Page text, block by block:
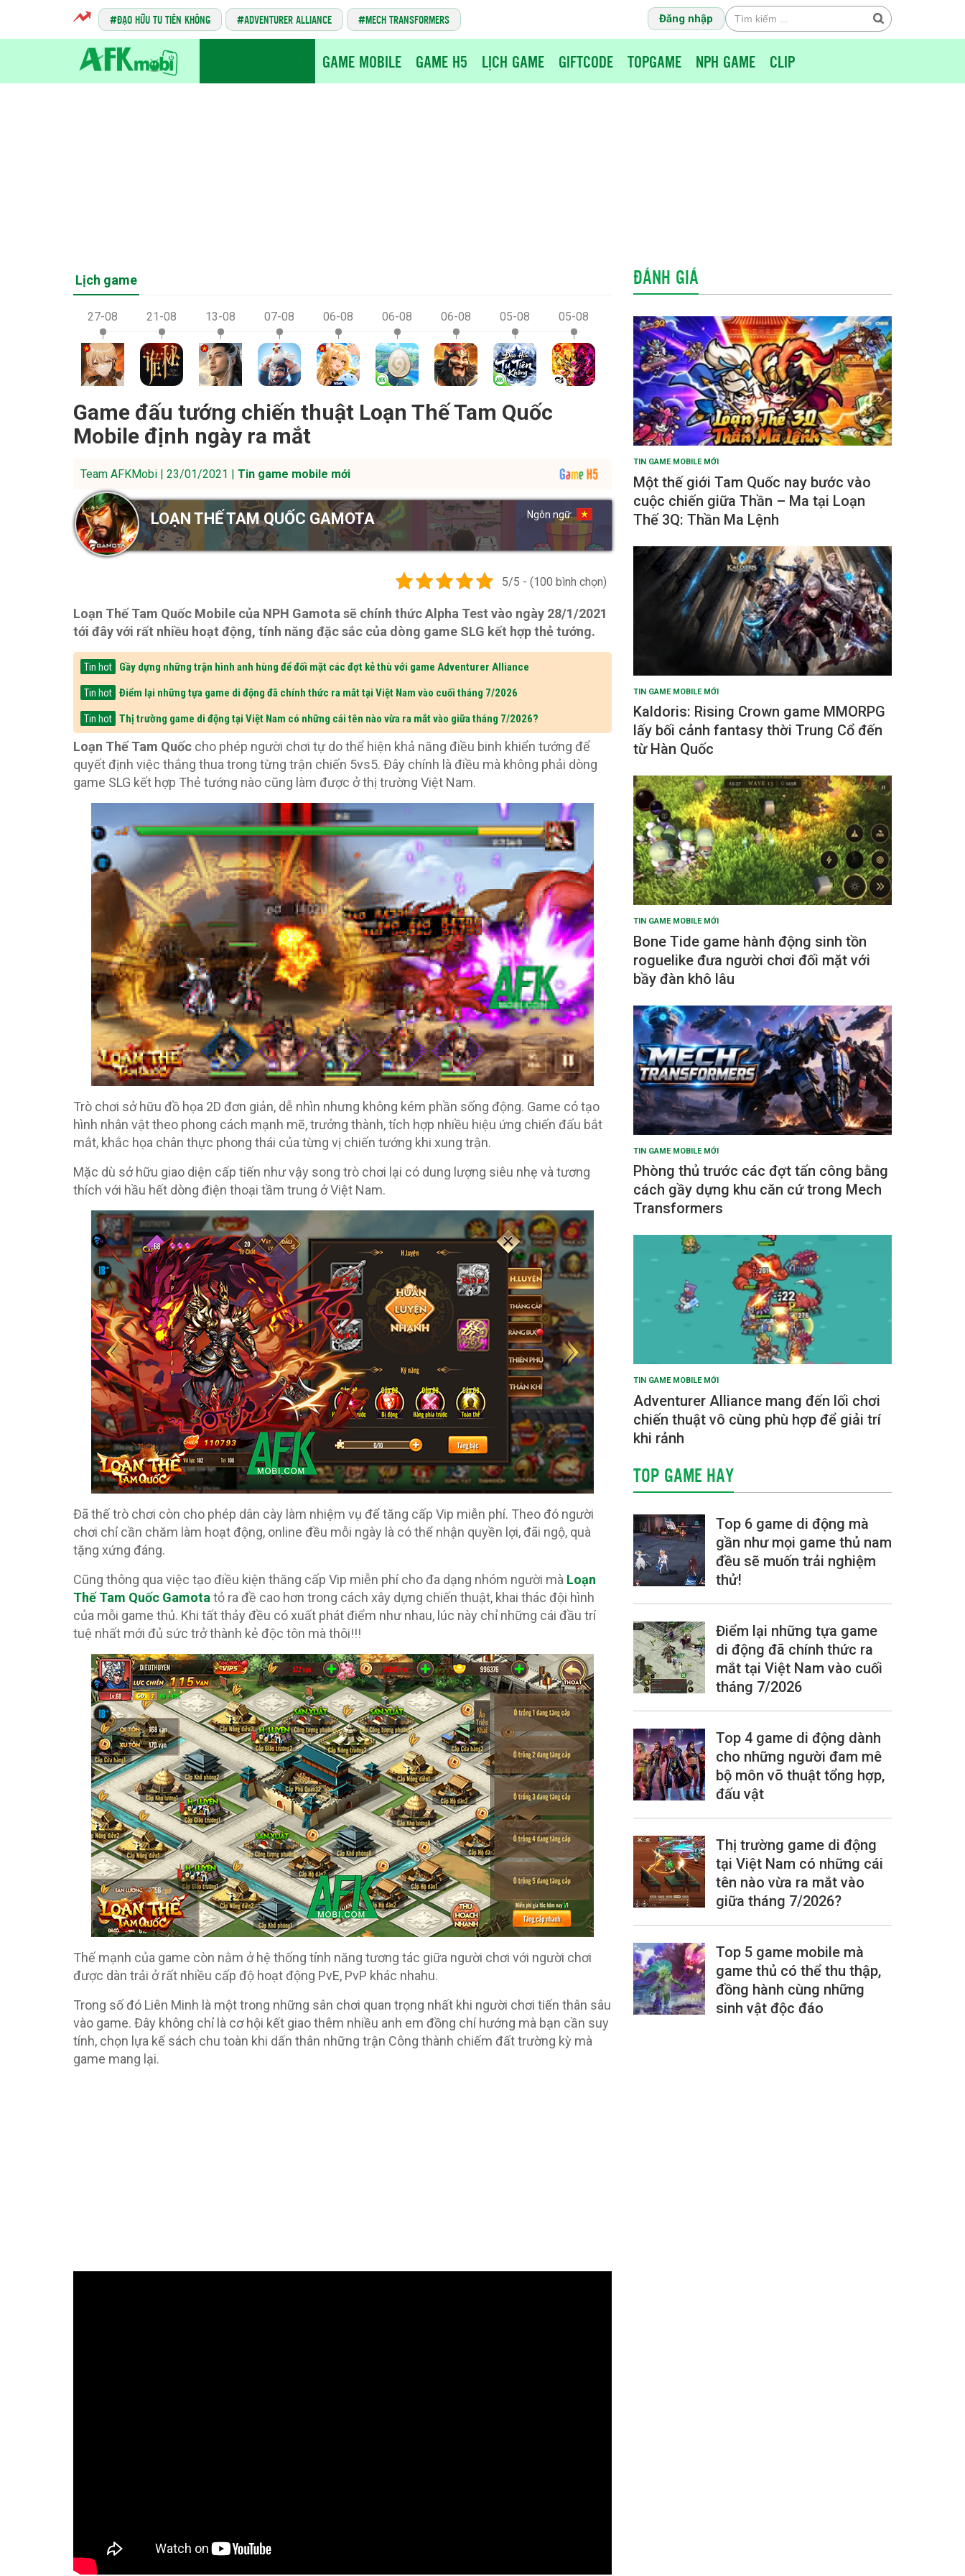
ĐẠO HỮU TU TIÊN KHÔNG ADVENTURER ALLIANCE MECH TRANSFORMERS Đăng nhập
GAME MOBILE GAME H5 LỊCH GAME GIFTCODE TOPGAME NPH GAME CLIP
Lịch game
27-08 21-08 13-08 07-08 06-08 06-08 06-08 05-08 05-08
Game đấu tướng chiến thuật Loạn Thế Tam Quốc
Mobile định ngày ra mắt
Team AFKMobi | 23/01/2021 | Tin game mobile mới
LOẠN THẾ TAM QUỐC GAMOTA Ngôn ngữ:
5/5 - (100 bình chọn)
Loạn Thế Tam Quốc Mobile của NPH Gamota sẽ chính thức Alpha Test vào ngày 28/1/2021
tới đây với rất nhiều hoạt động, tính năng đặc sắc của dòng game SLG kết hợp thẻ tướng.
Tin hot Gầy dựng những trận hình anh hùng để đối mặt các đợt kẻ thù với game Adventurer Alliance
Tin hot Điểm lại những tựa game di động đã chính thức ra mắt tại Việt Nam vào cuối tháng 7/2026
Tin hot Thị trường game di động tại Việt Nam có những cái tên nào vừa ra mắt vào giữa tháng 7/2026?
Loạn Thế Tam Quốc cho phép người chơi tự do thể hiện khả năng điều binh khiển tướng để
quyết định việc thắng thua trong từng trận chiến 5vs5. Đây chính là điều mà không phải dòng
game SLG kết hợp Thẻ tướng nào cũng làm được ở thị trường Việt Nam.
Trò chơi sở hữu đồ họa 2D đơn giản, dễ nhìn nhưng không kém phần sống động. Game có tạo
hình nhân vật theo phong cách mạnh mẽ, trưởng thành, tích hợp nhiều hiệu ứng chiến đấu bắt
mắt, khắc họa chân thực phong thái của từng vị chiến tướng khi xung trận.
Mặc dù sở hữu giao diện cấp tiến như vậy song trò chơi lại có dung lượng siêu nhẹ và tương
thích với hầu hết dòng điện thoại tầm trung ở Việt Nam.
Đã thế trò chơi còn cho phép dân cày làm nhiệm vụ để tăng cấp Vip miễn phí. Theo đó người
chơi chỉ cần chăm làm hoạt động, online đều mỗi ngày là có thể nhận quyền lợi, đãi ngộ, quà
tặng xứng đáng.
Cũng thông qua việc tạo điều kiện thăng cấp Vip miễn phí cho đa dạng nhóm người mà Loạn
Thế Tam Quốc Gamota tỏ ra đề cao hơn trong cách xây dựng chiến thuật, khai thác đội hình
của mỗi game thủ. Khi tất thảy đều có xuất phát điểm như nhau, lúc này chỉ những cái đầu trí
tuệ nhất mới đủ sức trở thành kẻ độc tôn mà thôi!!!
Thế mạnh của game còn nằm ở hệ thống tính năng tương tác giữa người chơi với người chơi
được dàn trải ở rất nhiều cấp độ hoạt động PvE, PvP khác nhahu.
Trong số đó Liên Minh là một trong những sân chơi quan trọng nhất khi người chơi tiến thân sâu
vào game. Đây không chỉ là cơ hội kết giao thêm nhiều anh em đồng chí hướng mà bạn cần suy
tính, chọn lựa kế sách chu toàn khi dấn thân những trận Công thành chiếm đất trường kỳ mà
game mang lại.
ĐÁNH GIÁ
TIN GAME MOBILE MỚI
Một thế giới Tam Quốc nay bước vào
cuộc chiến giữa Thần – Ma tại Loạn
Thế 3Q: Thần Ma Lệnh
TIN GAME MOBILE MỚI
Kaldoris: Rising Crown game MMORPG
lấy bối cảnh fantasy thời Trung Cổ đến
từ Hàn Quốc
TIN GAME MOBILE MỚI
Bone Tide game hành động sinh tồn
roguelike đưa người chơi đối mặt với
bầy đàn khô lâu
TIN GAME MOBILE MỚI
Phòng thủ trước các đợt tấn công bằng
cách gầy dựng khu căn cứ trong Mech
Transformers
TIN GAME MOBILE MỚI
Adventurer Alliance mang đến lối chơi
chiến thuật vô cùng phù hợp để giải trí
khi rảnh
TOP GAME HAY
Top 6 game di động mà
gần như mọi game thủ nam
đều sẽ muốn trải nghiệm
thử!
Điểm lại những tựa game
di động đã chính thức ra
mắt tại Việt Nam vào cuối
tháng 7/2026
Top 4 game di động dành
cho những người đam mê
bộ môn võ thuật tổng hợp,
đấu vật
Thị trường game di động
tại Việt Nam có những cái
tên nào vừa ra mắt vào
giữa tháng 7/2026?
Top 5 game mobile mà
game thủ có thể thu thập,
đồng hành cùng những
sinh vật độc đáo